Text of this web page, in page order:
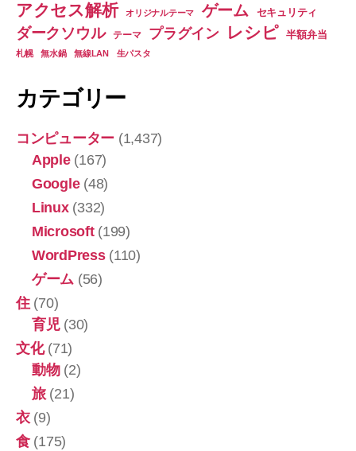
アクセス解析 オリジナルテーマ ゲーム セキュリティ
ダークソウル テーマ プラグイン レシピ 半額弁当
札幌 無水鍋 無線LAN 生パスタ
カテゴリー
コンピューター (1,437)
Apple(167)
Google(48)
Linux(332)
Microsoft(199)
WordPress(110)
ゲーム (56)
住(70)
育児(30)
文化(71)
動物(2)
旅(21)
衣(9)
食(175)